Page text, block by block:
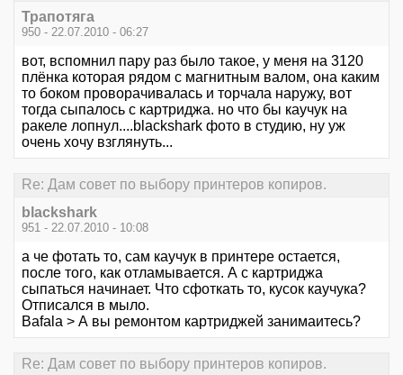
Трапотяга
950 - 22.07.2010 - 06:27
вот, вспомнил пару раз было такое, у меня на 3120
плёнка которая рядом с магнитным валом, она каким
то боком проворачивалась и торчала наружу, вот
тогда сыпалось с картриджа. но что бы каучук на
ракеле лопнул....blackshark фото в студию, ну уж
очень хочу взглянуть...
Re: Дам совет по выбору принтеров копиров.
blackshark
951 - 22.07.2010 - 10:08
а че фотать то, сам каучук в принтере остается,
после того, как отламывается. А с картриджа
сыпаться начинает. Что сфоткать то, кусок каучука?
Отписался в мыло.
Bafala > А вы ремонтом картриджей занимаитесь?
Re: Дам совет по выбору принтеров копиров.